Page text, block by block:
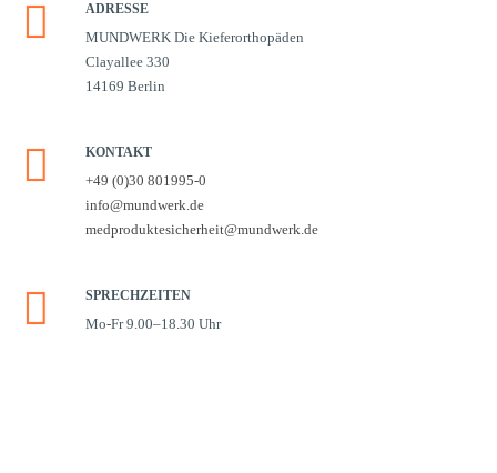
ADRESSE
MUNDWERK Die Kieferorthopäden
Clayallee 330
14169 Berlin
KONTAKT
+49 (0)30 801995-0
info@mundwerk.de
medproduktesicherheit@mundwerk.de
SPRECHZEITEN
Mo-Fr 9.00–18.30 Uhr